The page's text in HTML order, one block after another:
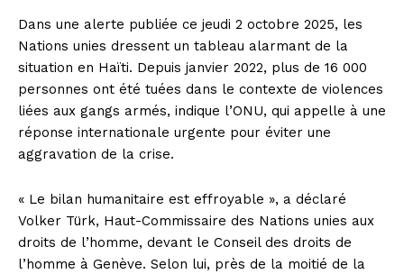
Dans une alerte publiée ce jeudi 2 octobre 2025, les
Nations unies dressent un tableau alarmant de la
situation en Haïti. Depuis janvier 2022, plus de 16 000
personnes ont été tuées dans le contexte de violences
liées aux gangs armés, indique l’ONU, qui appelle à une
réponse internationale urgente pour éviter une
aggravation de la crise.
« Le bilan humanitaire est effroyable », a déclaré
Volker Türk, Haut-Commissaire des Nations unies aux
droits de l’homme, devant le Conseil des droits de
l’homme à Genève. Selon lui, près de la moitié de la